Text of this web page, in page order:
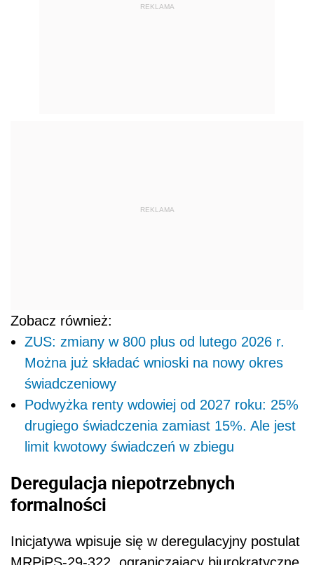
REKLAMA
REKLAMA
Zobacz również:
ZUS: zmiany w 800 plus od lutego 2026 r.
Można już składać wnioski na nowy okres
świadczeniowy
Podwyżka renty wdowiej od 2027 roku: 25%
drugiego świadczenia zamiast 15%. Ale jest
limit kwotowy świadczeń w zbiegu
Deregulacja niepotrzebnych
formalności
Inicjatywa wpisuje się w deregulacyjny postulat